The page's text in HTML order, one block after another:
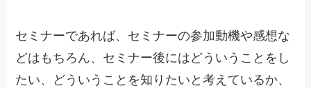
セミナーであれば、セミナーの参加動機や感想な
どはもちろん、セミナー後にはどういうことをし
たい、どういうことを知りたいと考えているか、